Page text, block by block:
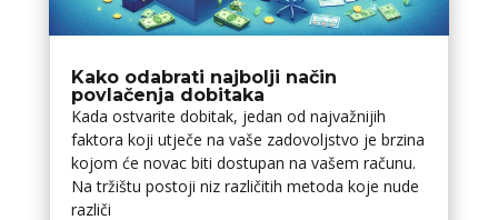
Kako odabrati najbolji način
povlačenja dobitaka
Kada ostvarite dobitak, jedan od najvažnijih
faktora koji utječe na vaše zadovoljstvo je brzina
kojom će novac biti dostupan na vašem računu.
Na tržištu postoji niz različitih metoda koje nude
različi